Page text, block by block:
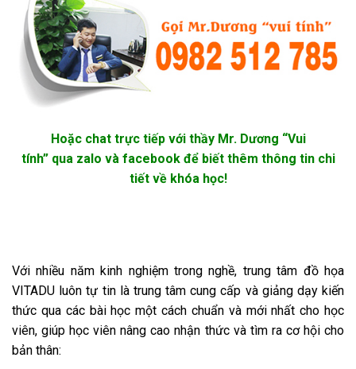
Hoặc chat trực tiếp với thầy Mr. Dương “Vui
tính” qua zalo và facebook để biết thêm thông tin chi
tiết về khóa học!
Với nhiều năm kinh nghiệm trong nghề, trung tâm đồ họa
VITADU luôn tự tin là trung tâm cung cấp và giảng dạy kiến
thức qua các bài học một cách chuẩn và mới nhất cho học
viên, giúp học viên nâng cao nhận thức và tìm ra cơ hội cho
bản thân: